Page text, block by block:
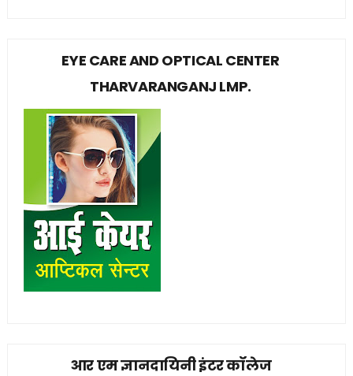
EYE CARE AND OPTICAL CENTER
THARVARANGANJ LMP.
आर एम ज्ञानदायिनी इंटर कॉलेज